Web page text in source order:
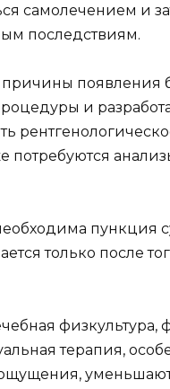
самолечением и
последствиям.
появления
и
потребуются
пункция
только после
физкультура,
терапия,
уменьшают